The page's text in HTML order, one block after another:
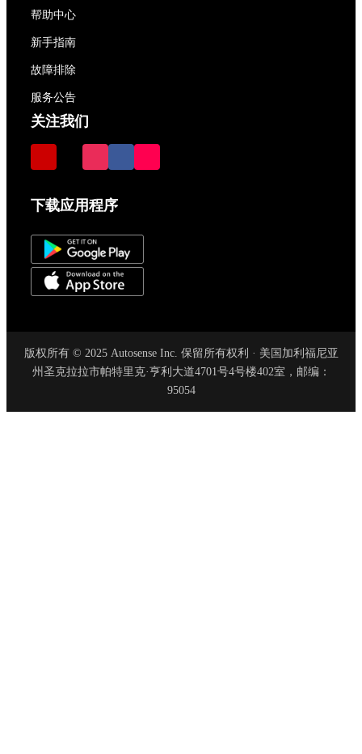
帮助中心
新手指南
故障排除
服务公告
关注我们
下载应用程序
版权所有 © 2025 Autosense Inc. 保留所有权利 · 美国加利福尼亚
州圣克拉拉市帕特里克·亨利大道4701号4号楼402室，邮编：
95054